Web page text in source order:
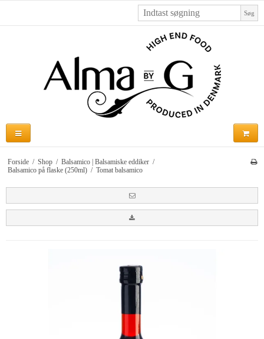
Søg
Forside / Shop / Balsamico | Balsamiske eddiker /
Balsamico på flaske (250ml) / Tomat balsamico